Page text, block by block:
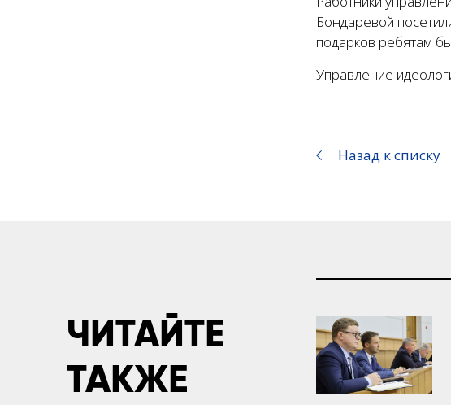
Бондаревой
подарков ребятам
Управление
Назад к списку
ЧИТАЙТЕ
ТАКЖЕ